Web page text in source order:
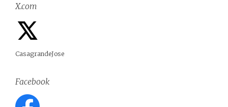
X.com
CasagrandeJose
Facebook